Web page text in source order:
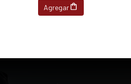
Agregar